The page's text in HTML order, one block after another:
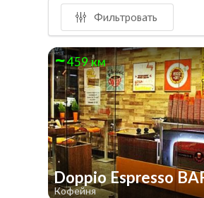
Фильтровать
459 км
Doppio Espresso
Кофейня